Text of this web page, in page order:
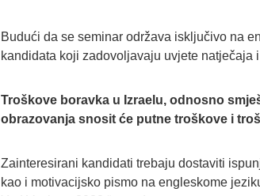
Budući da se seminar održava isključivo na
kandidata koji zadovoljavaju uvjete natječaja
Troškove boravka u Izraelu, odnosno
obrazovanja snosit će putne troškove i
Zainteresirani kandidati trebaju dostaviti
kao i motivacijsko pismo na engleskome